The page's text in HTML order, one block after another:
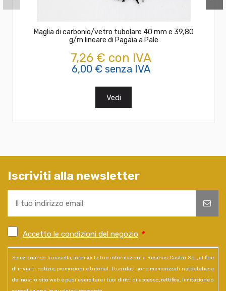
Maglia di carbonio/vetro tubolare 40 mm e 39,80
g/m lineare di Pagaia a Pale
7,26 € con IVA
6,00 € senza IVA
Vedi
Iscriviti alla newsletter
Accetto le condizioni del negozio *
Selezionando la casella, fornisci le tue informazioni a Resinas Castro S.L., al fine
di inviarti notizie, promozioni e tutorial. I tuoi dati sono memorizzati nel database
del nostro sito web e puoi esercitare i tuoi diritti di accesso, rettifica, limitazione o